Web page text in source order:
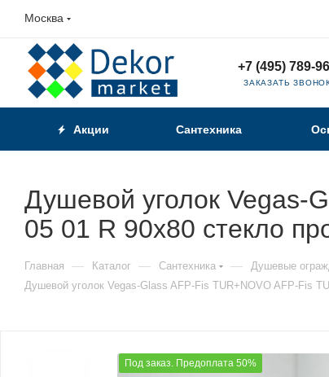
Москва
+7 (495) 789-
ЗАКАЗАТЬ
Акции Сантехника
Душевой уголок Vegas-
05 01 R 90х80 стекло
Главная — Каталог — Сантехника — Душевые
Душевой уголок Vegas-Glass AFP-Fis TUR+NOVO AFP-Fis
Под заказ. Предоплата 50%